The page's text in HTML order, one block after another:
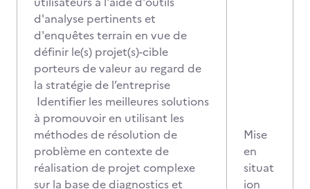
d'analyse pertinents et
d'enquêtes terrain en vue de
définir le(s) projet(s)-cible
porteurs de valeur au regard de
la stratégie de l’entreprise
Identifier les meilleures solutions
à promouvoir en utilisant les
méthodes de résolution de
problème en contexte de
réalisation de projet complexe
sur la base de diagnostics et
Mise
en
situat
ion